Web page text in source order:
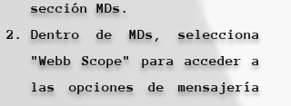
sección MDs.
Dentro de MDs, selecciona
"Webb Scope" para acceder a
las opciones de mensajería